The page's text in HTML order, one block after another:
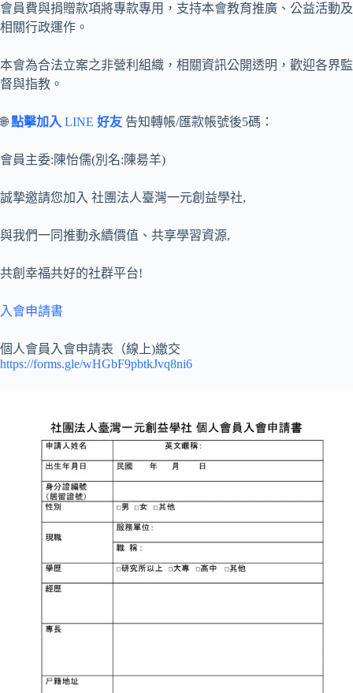
會員費與捐贈款項將專款專用，支持本會教育推廣、公益活動及
相關行政運作。
本會為合法立案之非營利組織，相關資訊公開透明，歡迎各界監
督與指教。
🌐點擊加入 LINE 好友 告知轉帳/匯款帳號後5碼：
會員主委:陳怡儒(別名:陳昜羊)
誠摯邀請您加入 社團法人臺灣一元創益學社,
與我們一同推動永續價值、共享學習資源,
共創幸福共好的社群平台!
入會申請書
個人會員入會申請表（線上)繳交
https://forms.gle/wHGbF9pbtkJvq8ni6